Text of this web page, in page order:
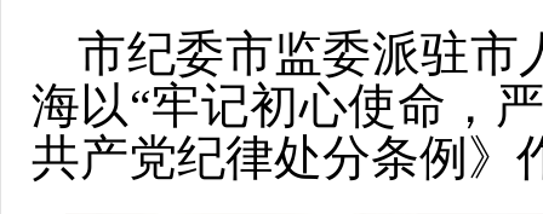
市纪委市监委派驻市
海以“牢记初心使命，
共产党纪律处分条例》